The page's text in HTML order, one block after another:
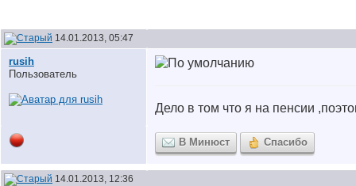
14.01.2013, 05:47
rusih
Пользователь
Дело в том что я на пенсии
В Минюст Спасибо
14.01.2013, 12:36